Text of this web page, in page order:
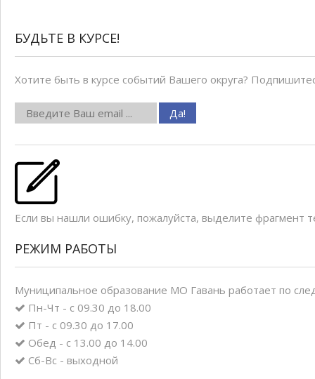
БУДЬТЕ В КУРСЕ!
Хотите быть в курсе событий Вашего округа?
Если вы нашли ошибку, пожалуйста, выделите фрагмент
РЕЖИМ РАБОТЫ
Муниципальное образование МО Гавань работает по
Пн-Чт - с 09.30 до 18.00
Пт - с 09.30 до 17.00
Обед - с 13.00 до 14.00
Сб-Вс - выходной